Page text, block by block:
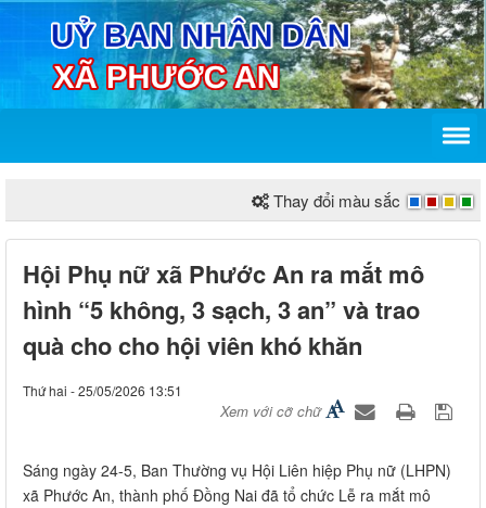
Thay đổi màu sắc
Hội Phụ nữ xã Phước An ra mắt mô
hình “5 không, 3 sạch, 3 an” và trao
quà cho cho hội viên khó khăn
Thứ hai - 25/05/2026 13:51
Xem với cỡ chữ
Sáng ngày 24-5, Ban Thường vụ Hội Liên hiệp Phụ nữ (LHPN)
xã Phước An, thành phố Đồng Nai đã tổ chức Lễ ra mắt mô